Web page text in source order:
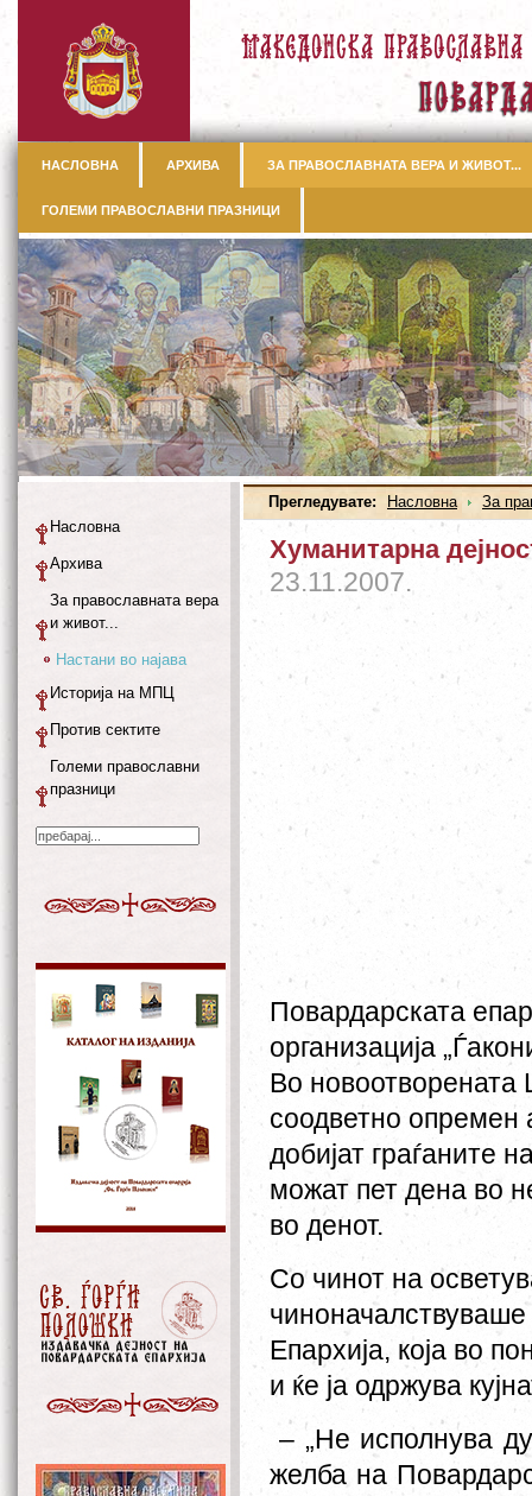
НАСЛОВНА АРХИВА ЗА ПРАВОСЛАВНАТА ВЕРА И ЖИВОТ...
ГОЛЕМИ ПРАВОСЛАВНИ ПРАЗНИЦИ
Прегледувате: Насловна За
Хуманитарна
23.11.2007.
Повардарската
организација
Во новоотворената
соодветно опремен
добијат граѓаните
можат пет дена во
во денот.
Со чинот на
чиноначалствуваше
Епархија, која во
и ќе ја одржува
– „Не исполнува
желба на
Насловна
Архива
За православната вера
и живот...
Настани во најава
Историја на МПЦ
Против сектите
Големи православни
празници